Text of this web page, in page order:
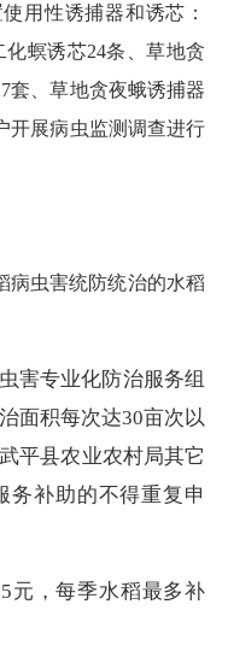
用性诱捕器和诱芯：
螟诱芯24条、草地贪
套、草地贪夜蛾诱捕器
开展病虫监测调查进行
病虫害统防统治的水稻
害专业化防治服务组
面积每次达30亩次以
平县农业农村局其它
务补助的不得重复申
元，每季水稻最多补